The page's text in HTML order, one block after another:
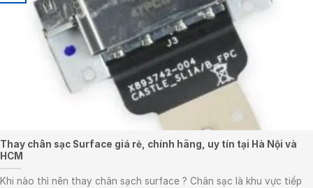
Thay chân sạc Surface giá rẻ, chính hãng, uy tín tại Hà Nội và
HCM
Khi nào thì nên thay chân sạch surface ? Chân sạc là khu vực tiếp